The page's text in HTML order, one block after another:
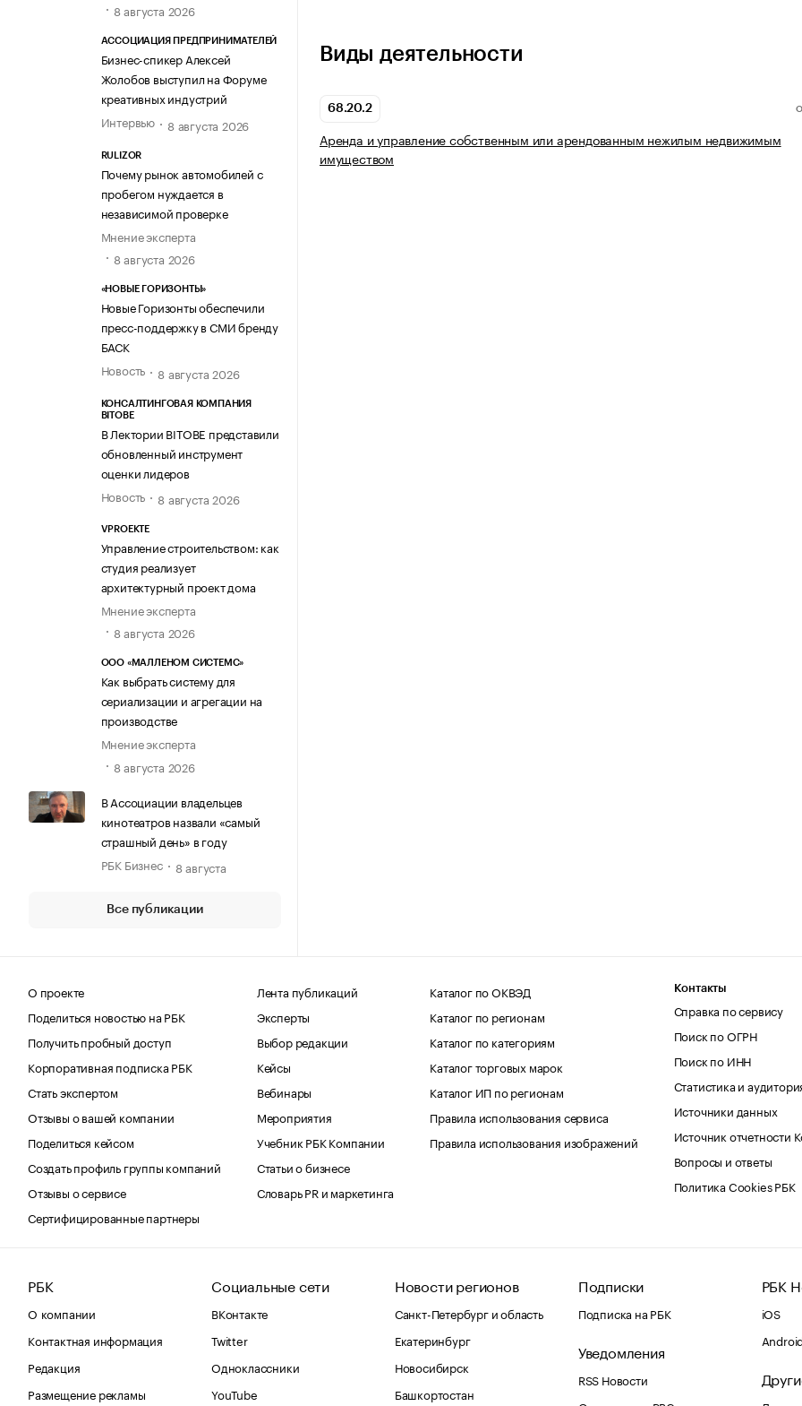
8 августа 2026
АССОЦИАЦИЯ ПРЕДПРИНИМАТЕЛЕЙ
Бизнес-спикер Алексей
Жолобов выступил на Форуме
креативных индустрий
Интервью
8 августа 2026
RULIZOR
Почему рынок автомобилей с
пробегом нуждается в
независимой проверке
Мнение эксперта
8 августа 2026
«НОВЫЕ ГОРИЗОНТЫ»
Новые Горизонты обеспечили
пресс-поддержку в СМИ бренду
БАСК
Новость
8 августа 2026
КОНСАЛТИНГОВАЯ КОМПАНИЯ
BITOBE
В Лектории BITOBE представили
обновленный инструмент
оценки лидеров
Новость
8 августа 2026
VPROEKTE
Управление строительством: как
студия реализует
архитектурный проект дома
Мнение эксперта
8 августа 2026
ООО «МАЛЛЕНОМ СИСТЕМС»
Как выбрать систему для
сериализации и агрегации на
производстве
Мнение эксперта
8 августа 2026
В Ассоциации владельцев
кинотеатров назвали «самый
страшный день» в году
РБК Бизнес
8 августа
Все публикации
Виды деятельности
68.20.2
Аренда и управление собственным или арендованным нежилым недвижимым
имуществом
О проекте
Поделиться новостью на РБК
Получить пробный доступ
Корпоративная подписка РБК
Стать экспертом
Отзывы о вашей компании
Поделиться кейсом
Создать профиль группы компаний
Отзывы о сервисе
Сертифицированные партнеры
Лента публикаций
Эксперты
Выбор редакции
Кейсы
Вебинары
Мероприятия
Учебник РБК Компании
Статьи о бизнесе
Словарь PR и маркетинга
Каталог по ОКВЭД
Каталог по регионам
Каталог по категориям
Каталог торговых марок
Каталог ИП по регионам
Правила использования сервиса
Правила использования изображений
Контакты
Справка по сервису
Поиск по ОГРН
Поиск по ИНН
Статистика и
Источники данных
Источник отчетности
Вопросы и ответы
Политика Cookies РБК
РБК
О компании
Контактная информация
Редакция
Размещение рекламы
Социальные сети
ВКонтакте
Twitter
Одноклассники
YouTube
Новости регионов
Санкт-Петербург и область
Екатеринбург
Новосибирск
Башкортостан
Подписки
Подписка на РБК
Уведомления
RSS Новости
РБК
iOS